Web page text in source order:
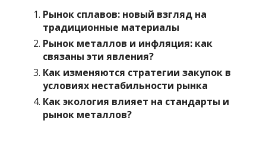
Рынок сплавов: новый взгляд на
традиционные материалы
Рынок металлов и инфляция: как
связаны эти явления?
Как изменяются стратегии закупок в
условиях нестабильности рынка
Как экология влияет на стандарты и
рынок металлов?